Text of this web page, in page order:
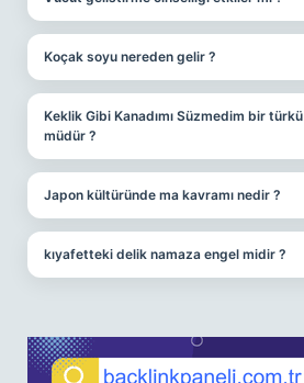
Koçak soyu nereden gelir ?
Keklik Gibi Kanadımı Süzmedim bir türkü
müdür ?
Japon kültüründe ma kavramı nedir ?
kıyafetteki delik namaza engel midir ?